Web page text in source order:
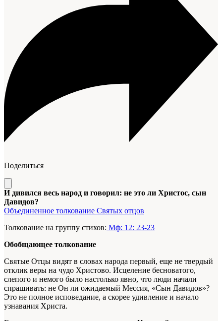
Поделиться
И дивился весь народ и говорил: не это ли Христос, сын
Давидов?
Объединенное толкование Святых отцов
Толкование на группу стихов: Мф: 12: 23-23
Обобщающее толкование
Святые Отцы видят в словах народа первый, еще не твердый
отклик веры на чудо Христово. Исцеление бесноватого,
слепого и немого было настолько явно, что люди начали
спрашивать: не Он ли ожидаемый Мессия, «Сын Давидов»?
Это не полное исповедание, а скорее удивление и начало
узнавания Христа.